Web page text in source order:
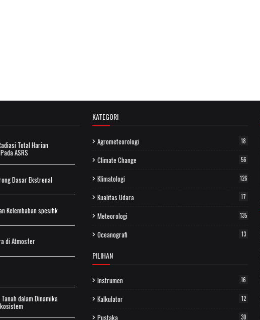
Total Harian
ASRS
Dasar Ekstrenal
Kelembaban spesifik
di Atmosfer
dalam Dinamika
KATEGORI
Agrometeorologi 18
Climate Change 56
Klimatologi 126
Kualitas Udara 17
Meteorologi 135
Oceanografi 13
PILIHAN
Instrumen 16
Kalkulator 12
Pustaka 30